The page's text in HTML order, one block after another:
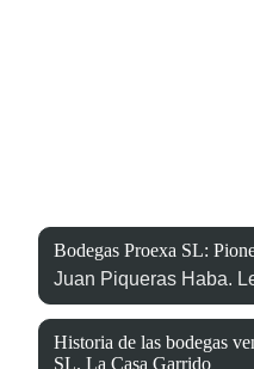
Bodegas Proexa SL:
Juan Piqueras Haba.
Historia de las bodegas
SL. La Casa Garrido